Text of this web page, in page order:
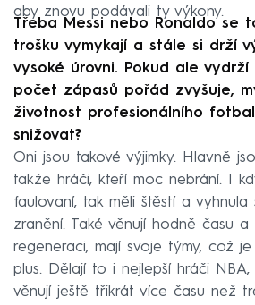
aby znovu podávali ty výkony.
Třeba Messi nebo Ronaldo se
trošku vymykají a stále si drží
vysoké úrovni. Pokud ale
počet zápasů pořád zvyšuje,
životnost profesionálního
snižovat?
Oni jsou takové výjimky. Hlavně
takže hráči, kteří moc nebrání. I
faulovaní, tak měli štěstí a vyhnula
zranění. Také věnují hodně času
regeneraci, mají svoje týmy, což
plus. Dělají to i nejlepší hráči
věnují ještě třikrát více času než